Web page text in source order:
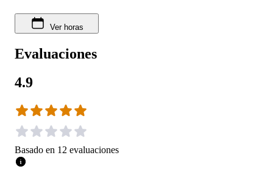
Ver horas
Evaluaciones
4.9
Basado en 12 evaluaciones